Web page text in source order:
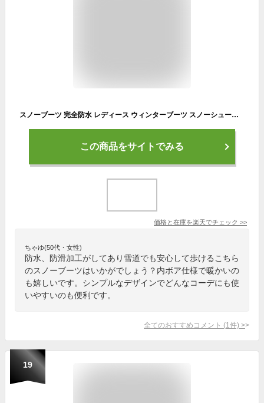
スノーブーツ 完全防水 レディース ウィンターブーツ スノーシューズ 防水 防寒 防滑 撥水 軽量 軽い ショート丈 ミドル 雨 雪 冬 レイン 保温 滑らない ボア 履きやすい あったか 暖かい シンプル おしゃれ 靴 雪靴 歩きやすい 履きやすい
この商品をサイトでみる
価格と在庫を楽天でチェック >>
ちゃゆ(50代・女性)
防水、防滑加工がしてあり雪道でも安心して歩けるこちら
のスノーブーツはいかがでしょう？内ボア仕様で暖かいの
も嬉しいです。シンプルなデザインでどんなコーデにも使
いやすいのも便利です。
全てのおすすめコメント (1 件) >
19